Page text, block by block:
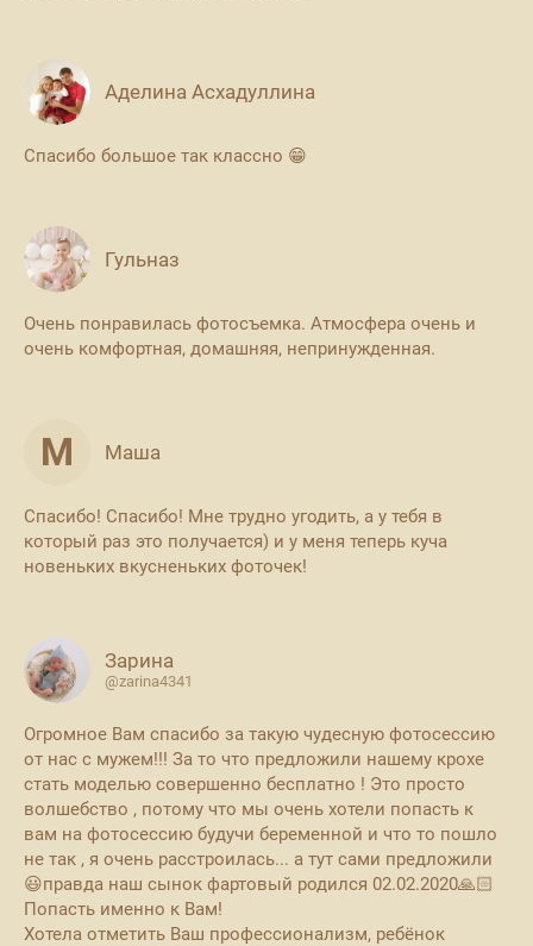
Аделина Асхадуллина
Спасибо большое так классно 😁
Гульназ
Очень понравилась фотосъемка. Атмосфера очень и
очень комфортная, домашняя, непринужденная.
М Маша
Спасибо! Спасибо! Мне трудно угодить, а у тебя в
который раз это получается) и у меня теперь куча
новеньких вкусненьких фоточек!
Зарина
@zarina4341
Огромное Вам спасибо за такую чудесную фотосессию
от нас с мужем!!! За то что предложили нашему крохе
стать моделью совершенно бесплатно ! Это просто
волшебство , потому что мы очень хотели попасть к
вам на фотосессию будучи беременной и что то пошло
не так , я очень расстроилась... а тут сами предложили
😃правда наш сынок фартовый родился 02.02.2020🙏🏻
Попасть именно к Вам!
Хотела отметить Ваш профессионализм, ребёнок